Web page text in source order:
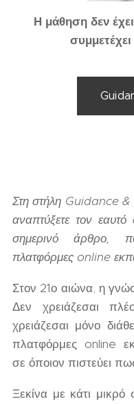
Η μάθηση δεν
Στη στήλη Guidance &
αναπτύξετε τον
σημερινό άρθρο,
πλατφόρμες online
Στον 21ο αιώνα, η
Δεν χρειάζεσαι
χρειάζεσαι μόνο
πλατφόρμες online
σε όποιον πιστεύει
Ξεκίνα με κάτι